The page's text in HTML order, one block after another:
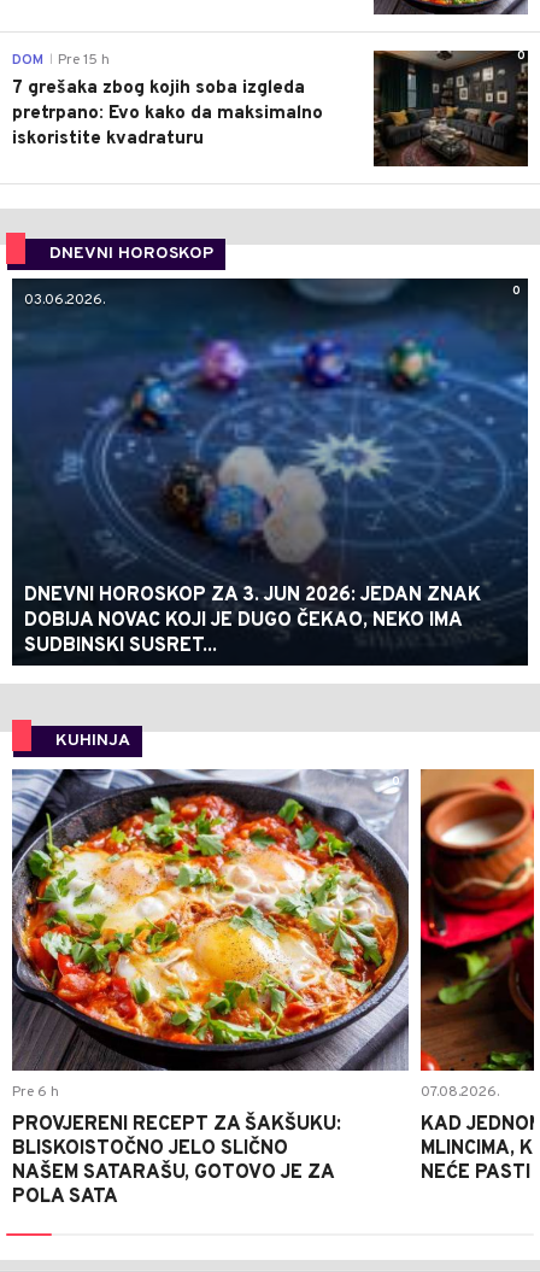
0
DOM Pre 15 h
7 grešaka zbog kojih soba izgleda
pretrpano: Evo kako da maksimalno
iskoristite kvadraturu
DNEVNI HOROSKOP
0
03.06.2026.
DNEVNI HOROSKOP ZA 3. JUN 2026: JEDAN ZNAK
DOBIJA NOVAC KOJI JE DUGO ČEKAO, NEKO IMA
SUDBINSKI SUSRET...
KUHINJA
0
Pre 6 h
PROVJERENI RECEPT ZA ŠAKŠUKU:
BLISKOISTOČNO JELO SLIČNO
NAŠEM SATARAŠU, GOTOVO JE ZA
POLA SATA
07.08.2026.
KAD
MLINCIMA,
NEĆE PASTI